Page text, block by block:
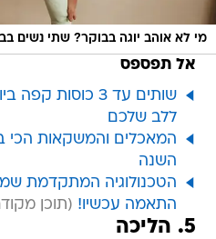
מי לא אוהב יוגה בבוקר? שתי נשים
אל תפספס
שותים עד 3
ללב שלכם
המאכלים והמשקאות הכי
השנה
הטכנולוגיה המתקדמת
התאמה עכשיו!
5. הליכה